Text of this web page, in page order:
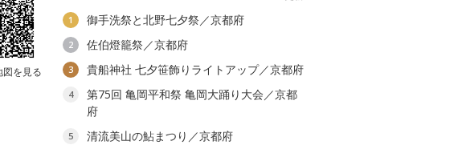
図を見る
1 御手洗祭と北野七夕祭／京都府
2 佐伯燈籠祭／京都府
3 貴船神社 七夕笹飾りライトアップ／京都府
4
第75回 亀岡平和祭 亀岡大踊り大会／京都
府
5
清流美山の鮎まつり／京都府